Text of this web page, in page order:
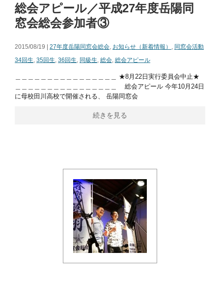
総会アピール／平成27年度岳陽同
窓会総会参加者③
2015/08/19 | 27年度岳陽同窓会総会, お知らせ（新着情報） , 同窓会活動
34回生, 35回生, 36回生, 同級生, 総会, 総会アピール
＿＿＿＿＿＿＿＿＿＿＿＿＿＿＿＿ ★8月22日実行委員会中止★
＿＿＿＿＿＿＿＿＿＿＿＿＿＿＿＿ 総会アピール 今年10月24日
に母校田川高校で開催される、 岳陽同窓会
続きを見る